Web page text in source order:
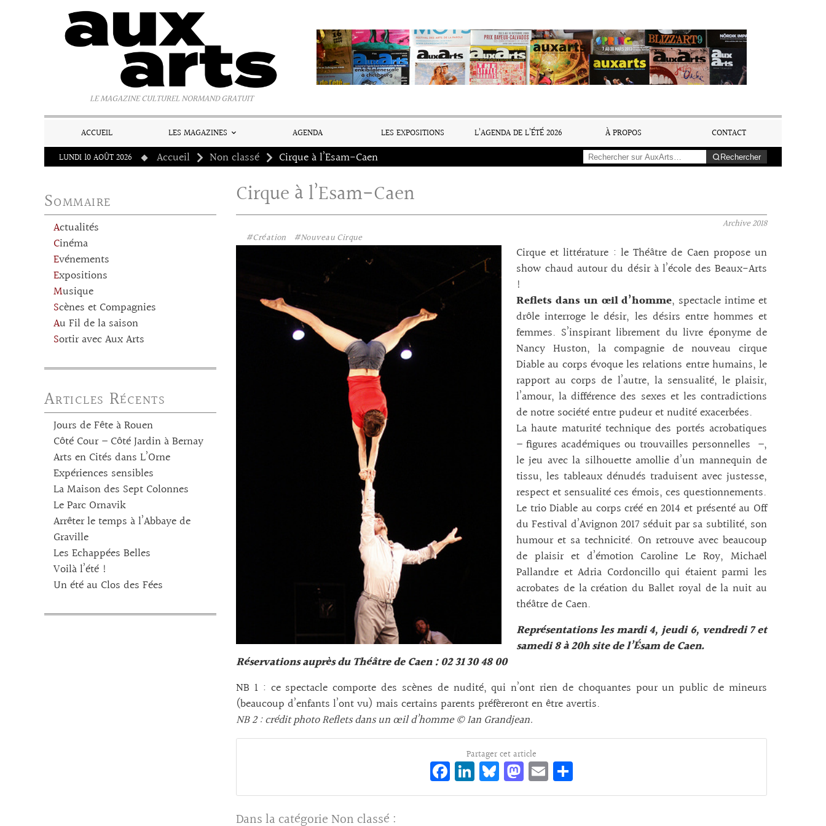
LE MAGAZINE CULTUREL NORMAND GRATUIT
ACCUEIL LES MAGAZINES AGENDA LES EXPOSITIONS L’AGENDA DE L’ÉTÉ 2026 À PROPOS
CONTACT
LUNDI 10 AOÛT 2026
Accueil Non classé Cirque à l’Esam-Caen Rechercher
Sommaire
Actualités
Cinéma
Evénements
Expositions
Musique
Scènes et Compagnies
Au Fil de la saison
Sortir avec Aux Arts
Articles Récents
Jours de Fête à Rouen
Côté Cour – Côté Jardin à Bernay
Arts en Cités dans L’Orne
Expériences sensibles
La Maison des Sept Colonnes
Le Parc Ornavik
Arrêter le temps à l’Abbaye de
Graville
Les Echappées Belles
Voilà l’été !
Un été au Clos des Fées
Cirque à l’Esam-Caen
Archive2018
#Création
#Nouveau Cirque
Cirque et littérature : le Théâtre de Caen propose un
show chaud autour du désir à l’école des Beaux-Arts
!
Reflets dans un œil d’homme, spectacle intime et
drôle interroge le désir, les désirs entre hommes et
femmes. S’inspirant librement du livre éponyme de
Nancy Huston, la compagnie de nouveau cirque
Diable au corps évoque les relations entre humains, le
rapport au corps de l’autre, la sensualité, le plaisir,
l’amour, la différence des sexes et les contradictions
de notre société entre pudeur et nudité exacerbées.
La haute maturité technique des portés acrobatiques
– figures académiques ou trouvailles personnelles –,
le jeu avec la silhouette amollie d’un mannequin de
tissu, les tableaux dénudés traduisent avec justesse,
respect et sensualité ces émois, ces questionnements.
Le trio Diable au corps créé en 2014 et présenté au Off
du Festival d’Avignon 2017 séduit par sa subtilité, son
humour et sa technicité. On retrouve avec beaucoup
de plaisir et d’émotion Caroline Le Roy, Michaël
Pallandre et Adria Cordoncillo qui étaient parmi les
acrobates de la création du Ballet royal de la nuit au
théâtre de Caen.
Représentations les mardi 4, jeudi 6, vendredi 7 et
samedi 8 à 20h site de l’Ésam de Caen.
Réservations auprès du Théâtre de Caen : 02 31 30 48 00
NB 1 : ce spectacle comporte des scènes de nudité, qui n’ont rien de choquantes pour un public de mineurs
(beaucoup d’enfants l’ont vu) mais certains parents préfèreront en être avertis.
NB 2 : crédit photo Reflets dans un œil d’homme © Ian Grandjean.
Partager cet article
Fa
ce
Li
n
Bl
ue
M
as
E
m rt
Dans la catégorie Non classé :
Panneau de gestion des cookies